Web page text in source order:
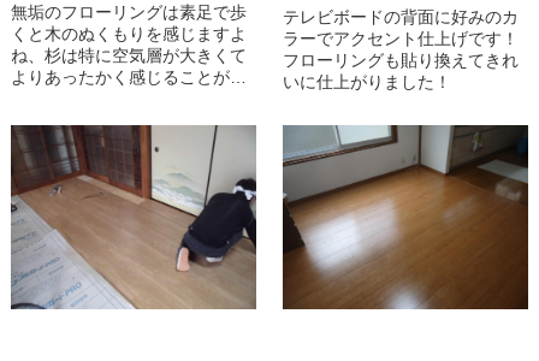
無垢のフローリングは素足で歩
くと木のぬくもりを感じますよ
ね、杉は特に空気層が大きくて
よりあったかく感じることが出
テレビボードの背面に好みのカ
ラーでアクセント仕上げです！
フローリングも貼り換えてきれ
いに仕上がりました！